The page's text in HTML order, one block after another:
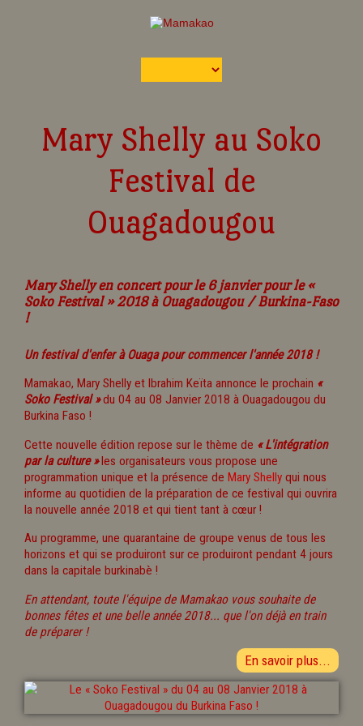
Mary Shelly au Soko
Festival de
Ouagadougou
Mary Shelly en concert pour le 6 janvier pour le «
Soko Festival » 2018 à Ouagadougou / Burkina-Faso
!
Un festival d'enfer à Ouaga pour commencer l'année 2018 !
Mamakao, Mary Shelly et Ibrahim Keïta annonce le prochain «
Soko Festival »du 04 au 08 Janvier 2018 à Ouagadougou du
Burkina Faso !
Cette nouvelle édition repose sur le thème de « L'intégration
par la culture »les organisateurs vous propose une
programmation unique et la présence de Mary Shelly qui nous
informe au quotidien de la préparation de ce festival qui ouvrira
la nouvelle année 2018 et qui tient tant à cœur !
Au programme, une quarantaine de groupe venus de tous les
horizons et qui se produiront sur ce produiront pendant 4 jours
dans la capitale burkinabè !
En attendant, toute l'équipe de Mamakao vous souhaite de
bonnes fêtes et une belle année 2018... que l'on déjà en train
de préparer !
En savoir plus...